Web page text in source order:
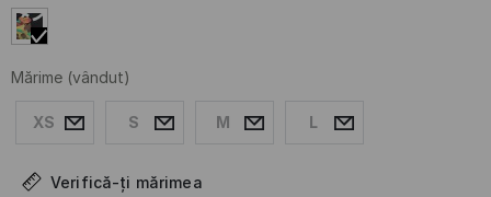
Mărime (vândut)
XS S M L
Verifică-ți mărimea